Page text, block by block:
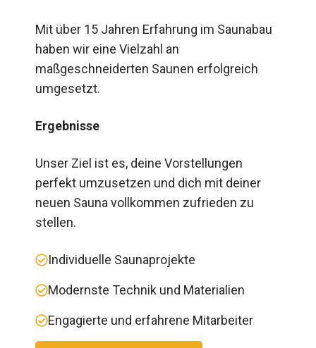
Mit über 15 Jahren Erfahrung im Saunabau
haben wir eine Vielzahl an
maßgeschneiderten Saunen erfolgreich
umgesetzt.
Ergebnisse
Unser Ziel ist es, deine Vorstellungen
perfekt umzusetzen und dich mit deiner
neuen Sauna vollkommen zufrieden zu
stellen.
Individuelle Saunaprojekte
Modernste Technik und Materialien
Engagierte und erfahrene Mitarbeiter